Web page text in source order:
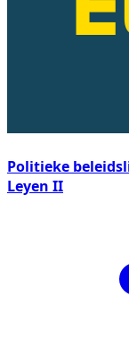
Politieke
Leyen II